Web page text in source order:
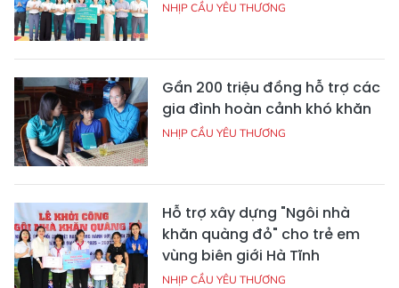
NHỊP CẦU YÊU THƯƠNG
Gần 200 triệu đồng hỗ trợ các
gia đình hoàn cảnh khó khăn
NHỊP CẦU YÊU THƯƠNG
Hỗ trợ xây dựng "Ngôi nhà
khăn quàng đỏ" cho trẻ em
vùng biên giới Hà Tĩnh
NHỊP CẦU YÊU THƯƠNG